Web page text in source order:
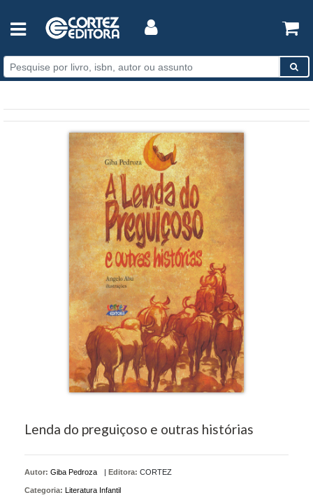
Lenda do preguiçoso e outras histórias
Autor: Giba Pedroza | Editora: CORTEZ
Categoria: Literatura Infantil